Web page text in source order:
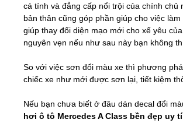
cá tính và đẳng cấp nổi trội của chính
bản thân cũng góp phần giúp cho việc
giúp thay đổi diện mạo mới cho xế yêu
nguyên vẹn nếu như sau này bạn không
So với việc sơn đổi màu xe thì phương
chiếc xe như mới được sơn lại, tiết kiệm
Nếu bạn chưa biết ở đâu dán decal đổi
hơi ô tô Mercedes A Class bền đẹp uy